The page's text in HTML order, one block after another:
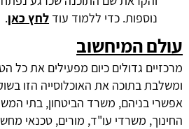
נוספות. כדי ללמוד עוד לחץ כאן.
עולם המיחשוב
מרכזיים גדולים כיום מפעילים את כל
ומשלבת בתוכה את האוכלוסייה הזו
אפשרי בניהם, משרד הביטחון, בתי
החינוך, משרדי עו"ד, מורים, טכנאי